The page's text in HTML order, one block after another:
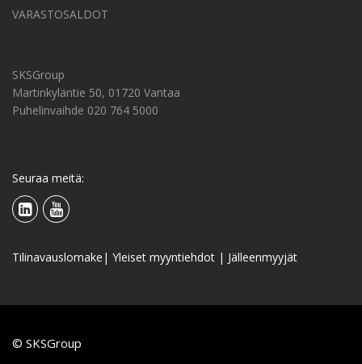
VARASTOSALDOT
SKSGroup
Martinkyläntie 50, 01720 Vantaa
Puhelinvaihde 020 764 5000
Seuraa meitä:
Tilinavauslomake | Yleiset myyntiehdot | Jälleenmyyjät
© SKSGroup